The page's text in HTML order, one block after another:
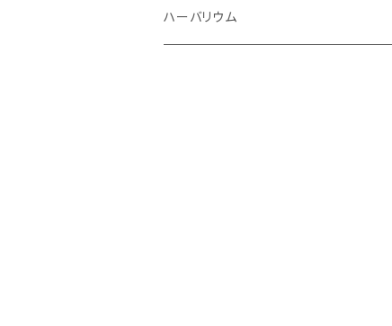
ストラップ
ハーバリウム